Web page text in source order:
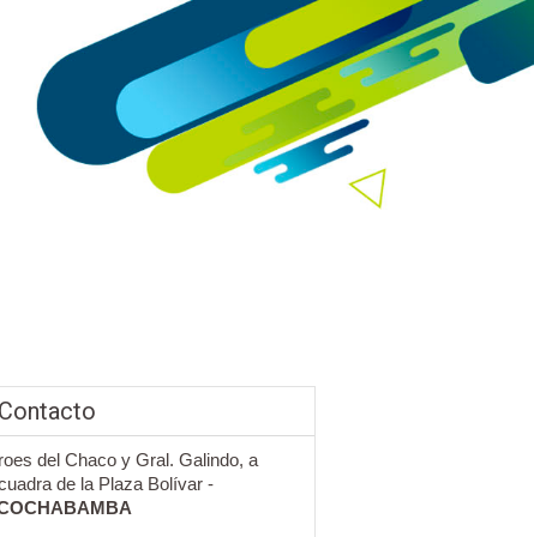
del Chaco y Gral. Galindo, a
de la Plaza Bolívar -